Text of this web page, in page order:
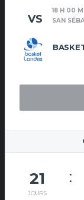
VS
18 H 00
SAN
21
JOURS